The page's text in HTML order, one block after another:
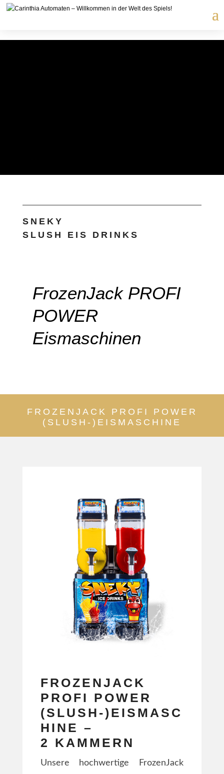
SNEKY
SLUSH EIS DRINKS
FrozenJack PROFI
POWER
Eismaschinen
FROZENJACK PROFI POWER
(SLUSH-)EISMASCHINE
FROZENJACK
PROFI POWER
(SLUSH-)EISMASC
HINE –
2 KAMMERN
Unsere hochwertige FrozenJack